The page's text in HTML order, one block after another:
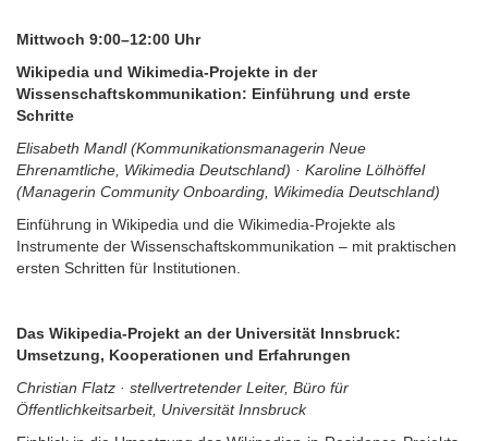
Mittwoch 9:00–12:00 Uhr
Wikipedia und Wikimedia-Projekte in der
Wissenschaftskommunikation: Einführung und erste
Schritte
Elisabeth Mandl (Kommunikationsmanagerin Neue
Ehrenamtliche, Wikimedia Deutschland) · Karoline Lölhöffel
(Managerin Community Onboarding, Wikimedia Deutschland)
Einführung in Wikipedia und die Wikimedia-Projekte als
Instrumente der Wissenschaftskommunikation – mit praktischen
ersten Schritten für Institutionen.
Das Wikipedia-Projekt an der Universität Innsbruck:
Umsetzung, Kooperationen und Erfahrungen
Christian Flatz · stellvertretender Leiter, Büro für
Öffentlichkeitsarbeit, Universität Innsbruck